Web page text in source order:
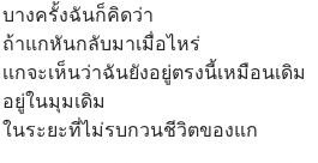
บางครั้งฉันก็คิดว่า
ถ้าแกหันกลับมาเมื่อไหร่
เเกจะเห็นว่าฉันยังอยู่ตรงนี้เหมือนเดิม
อยู่ในมุมเดิม
ในระยะที่ไม่รบกวนชีวิตของแก